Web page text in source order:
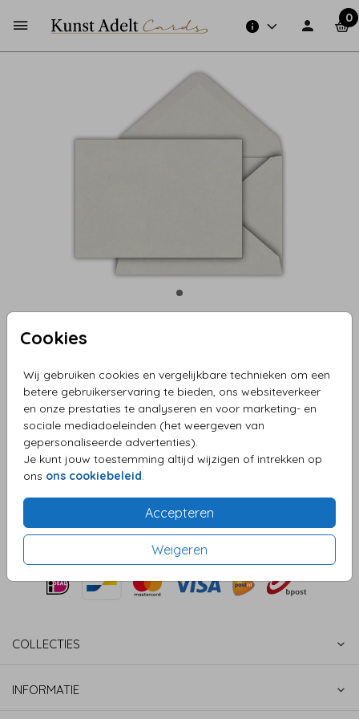
0
Cookies
Wij gebruiken cookies en vergelijkbare technieken om een
betere gebruikerservaring te bieden, ons websiteverkeer
en onze prestaties te analyseren en voor marketing- en
sociale mediadoeleinden (het weergeven van
gepersonaliseerde advertenties).
Je kunt jouw toestemming altijd wijzigen of intrekken op
ons ons cookiebeleid.
Accepteren
Weigeren
Naturel (recycled) 15,6 X 22
Helaas is dit product tijdelijk uitverkocht!
Heb je vragen? Neem dan contact met ons op.
OMSCHRIJVING
naturel (recycled) 15,6 x 22
Prijs:€ 0,50 per 1
COLLECTIES
INFORMATIE